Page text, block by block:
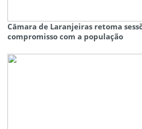
Câmara de Laranjeiras retoma
compromisso com a população